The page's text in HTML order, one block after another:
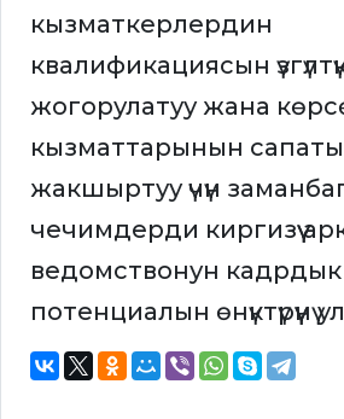
кызматкерлердин
квалификациясын
жогорулатуу жана
кызматтарынын
жакшыртуу үчүн
чечимдерди киргизүү
ведомствонун кадрдык
потенциалын өнүктүрүүнү